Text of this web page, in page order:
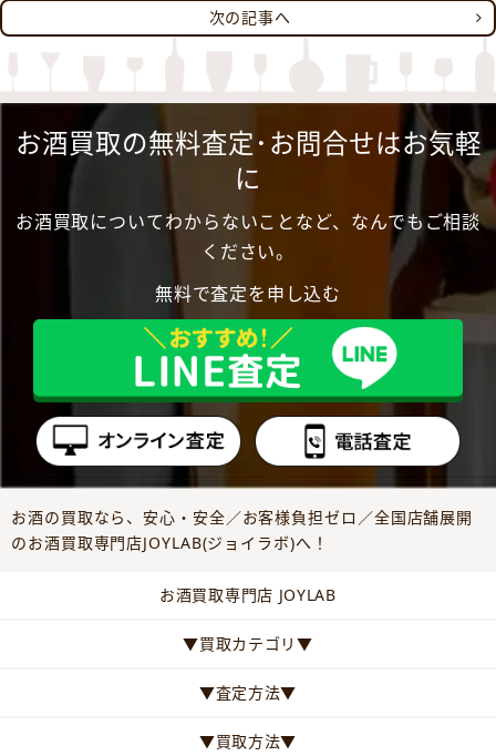
次の記事へ
お酒買取の無料査定･お問合せはお気軽
に
お酒買取についてわからないことなど、なんでもご相談
ください。
無料で査定を申し込む
お酒の買取なら、安心・安全／お客様負担ゼロ／全国店舗展開
のお酒買取専門店JOYLAB(ジョイラボ)へ！
お酒買取専門店 JOYLAB
▼買取カテゴリ▼
▼査定方法▼
▼買取方法▼